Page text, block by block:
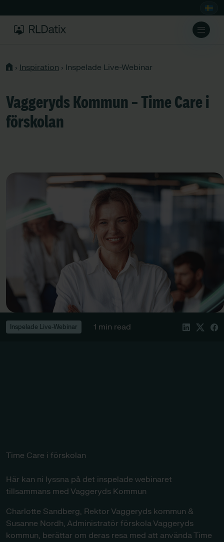
› Inspiration › Inspelade Live-Webinar
Vaggeryds Kommun – Time Care i
förskolan
Inspelade Live-Webinar 1 min read
Time Care i förskolan
Här kan ni lyssna på det inspelade webinaret
tillsammans med Vaggeryds Kommun
Charlotte Sandberg, Rektor Vaggeryds kommun &
Susanne Nordh, Administratör förskola Vaggeryds
kommun, berättar om deras resa med att använda Time